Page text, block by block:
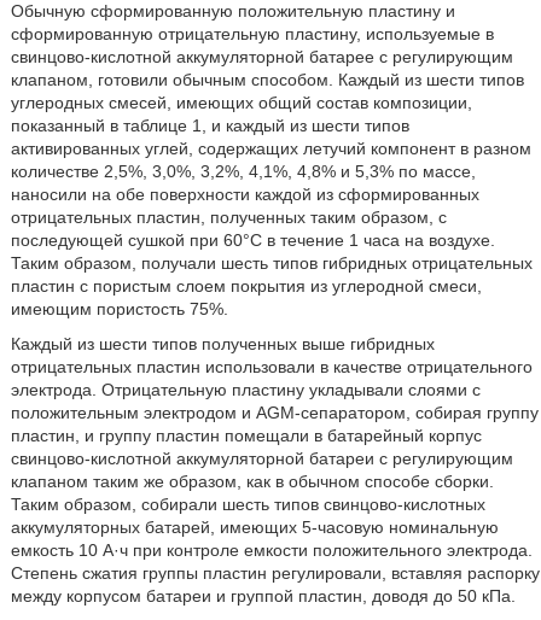
Обычную сформированную положительную пластину и
сформированную отрицательную пластину, используемые в
свинцово-кислотной аккумуляторной батарее с регулирующим
клапаном, готовили обычным способом. Каждый из шести типов
углеродных смесей, имеющих общий состав композиции,
показанный в таблице 1, и каждый из шести типов
активированных углей, содержащих летучий компонент в разном
количестве 2,5%, 3,0%, 3,2%, 4,1%, 4,8% и 5,3% по массе,
наносили на обе поверхности каждой из сформированных
отрицательных пластин, полученных таким образом, с
последующей сушкой при 60°С в течение 1 часа на воздухе.
Таким образом, получали шесть типов гибридных отрицательных
пластин с пористым слоем покрытия из углеродной смеси,
имеющим пористость 75%.
Каждый из шести типов полученных выше гибридных
отрицательных пластин использовали в качестве отрицательного
электрода. Отрицательную пластину укладывали слоями с
положительным электродом и AGM-сепаратором, собирая группу
пластин, и группу пластин помещали в батарейный корпус
свинцово-кислотной аккумуляторной батареи с регулирующим
клапаном таким же образом, как в обычном способе сборки.
Таким образом, собирали шесть типов свинцово-кислотных
аккумуляторных батарей, имеющих 5-часовую номинальную
емкость 10 А·ч при контроле емкости положительного электрода.
Степень сжатия группы пластин регулировали, вставляя распорку
между корпусом батареи и группой пластин, доводя до 50 кПа.